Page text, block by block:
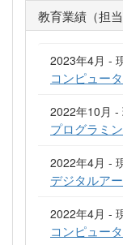
教育業績（担
2023年4月 -
コンピュー
2022年10月 -
プログラミ
2022年4月 -
デジタルア
2022年4月 -
コンピュー